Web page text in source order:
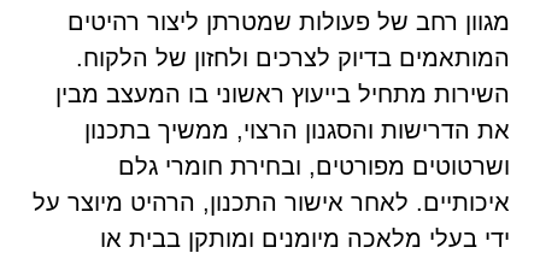
מגוון רחב של פעולות שמטרתן ליצור רהיטים
המותאמים בדיוק לצרכים ולחזון של הלקוח.
השירות מתחיל בייעוץ ראשוני בו המעצב מבין
את הדרישות והסגנון הרצוי, ממשיך בתכנון
ושרטוטים מפורטים, ובחירת חומרי גלם
איכותיים. לאחר אישור התכנון, הרהיט מיוצר על
ידי בעלי מלאכה מיומנים ומותקן בבית או